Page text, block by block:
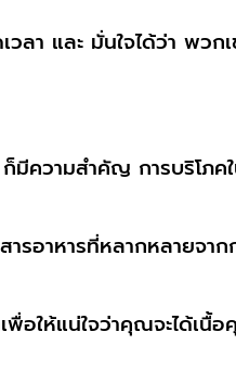
ลา และ มั่นใจได้ว่า พวก
ความสำคัญ การบริโภค
รอาหารที่หลากหลายจา
อให้แน่ใจว่าคุณจะได้เนื้